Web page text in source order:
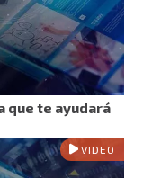
que te ayudará
VIDEO